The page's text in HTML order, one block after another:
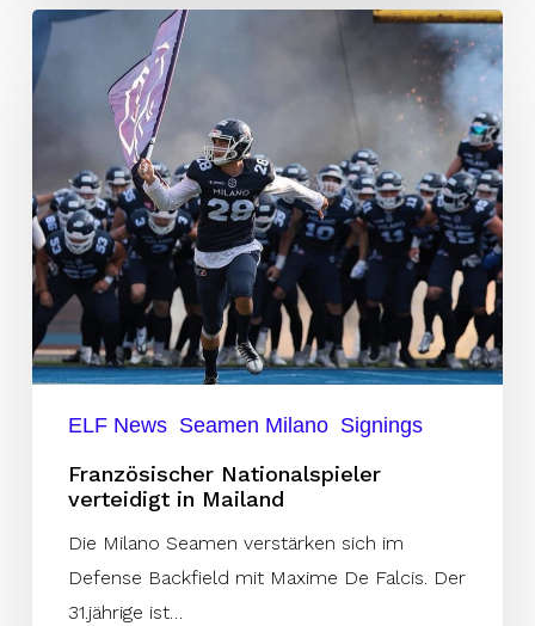
Französischer
Nationalspieler
verteidigt
ELF News Seamen Milano Signings
Französischer Nationalspieler
verteidigt in Mailand
Die Milano Seamen verstärken sich im
Defense Backfield mit Maxime De Falcis. Der
31.jährige ist…